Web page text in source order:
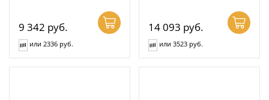
9 342 руб.
или 2336 руб.
14 093 руб.
или 3523 руб.